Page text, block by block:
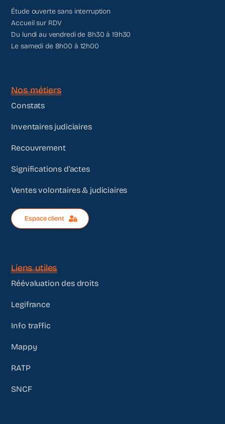
Étude ouverte sans interruption
Accueil sur RDV
Du lundi au vendredi de 8h30 à 19h30
Le samedi de 8h00 à 12h00
Nos métiers
Constats
Inventaires judiciaires
Recouvrement
Significations d’actes
Ventes volontaires & judiciaires
Espace client
Liens utiles
Réévaluation des droits
Legifrance
Info traffic
Mappy
RATP
SNCF